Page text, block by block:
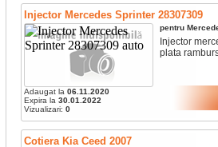
Injector Mercedes Sprinter 28307309
Adaugat la 06.11.2020
Expira la 30.01.2022
Vizualizari: 0
pentru
Injector
plata
Cotiera Kia Ceed 2007